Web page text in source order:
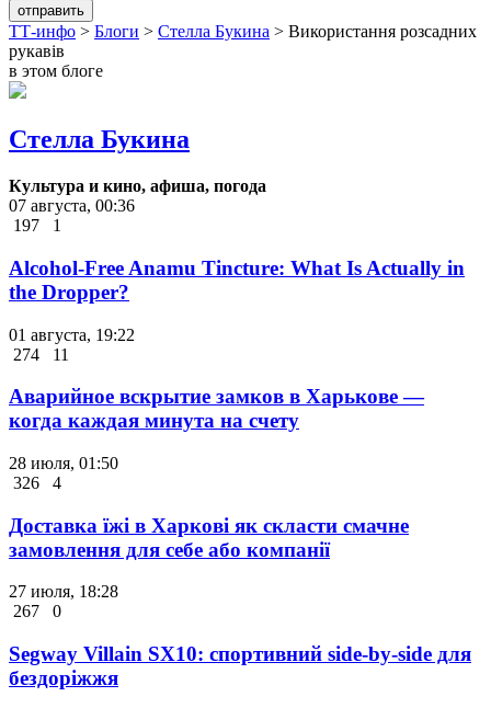
отправить
ТТ-инфо > Блоги > Стелла Букина > Використання розсадних
рукавів
в этом блоге
Стелла Букина
Культура и кино, афиша, погода
07 августа, 00:36
197
1
Alcohol-Free Anamu Tincture: What Is Actually in
the Dropper?
01 августа, 19:22
274
11
Аварийное вскрытие замков в Харькове —
когда каждая минута на счету
28 июля, 01:50
326
4
Доставка їжі в Харкові як скласти смачне
замовлення для себе або компанії
27 июля, 18:28
267
0
Segway Villain SX10: спортивний side-by-side для
бездоріжжя